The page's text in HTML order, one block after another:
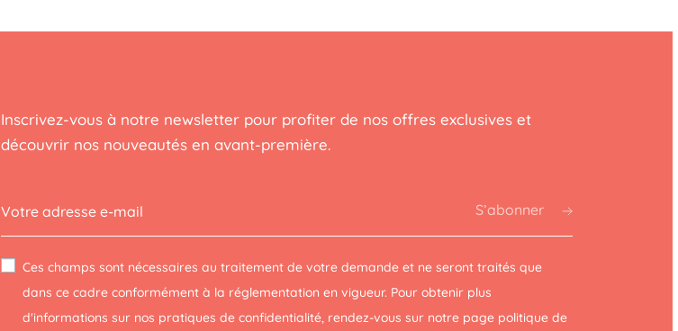
Inscrivez-vous à notre newsletter pour profiter de nos offres exclusives et
découvrir nos nouveautés en avant-première.
S’abonner
Ces champs sont nécessaires au traitement de votre demande et ne seront traités que
dans ce cadre conformément à la réglementation en vigueur. Pour obtenir plus
d'informations sur nos pratiques de confidentialité, rendez-vous sur notre page politique de